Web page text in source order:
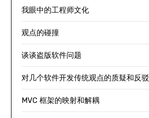
我眼中的工程师文化
观点的碰撞
谈谈盗版软件问题
对几个软件开发传统观点的质疑和反驳
MVC 框架的映射和解耦